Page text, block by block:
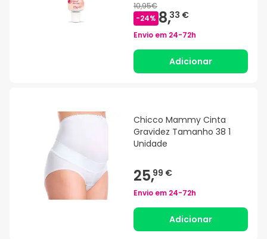
10,95€
-24% 8,33 €
Envio em 24-72h
Adicionar
Chicco Mammy Cinta
Gravidez Tamanho 38 1
Unidade
25,99 €
Envio em 24-72h
Adicionar